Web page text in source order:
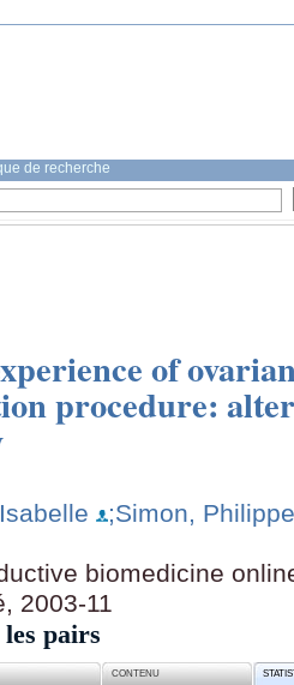
de recherche
of
procedure:
;Simon, Philippe
biomedicine
2003-11
pairs
CONTENU